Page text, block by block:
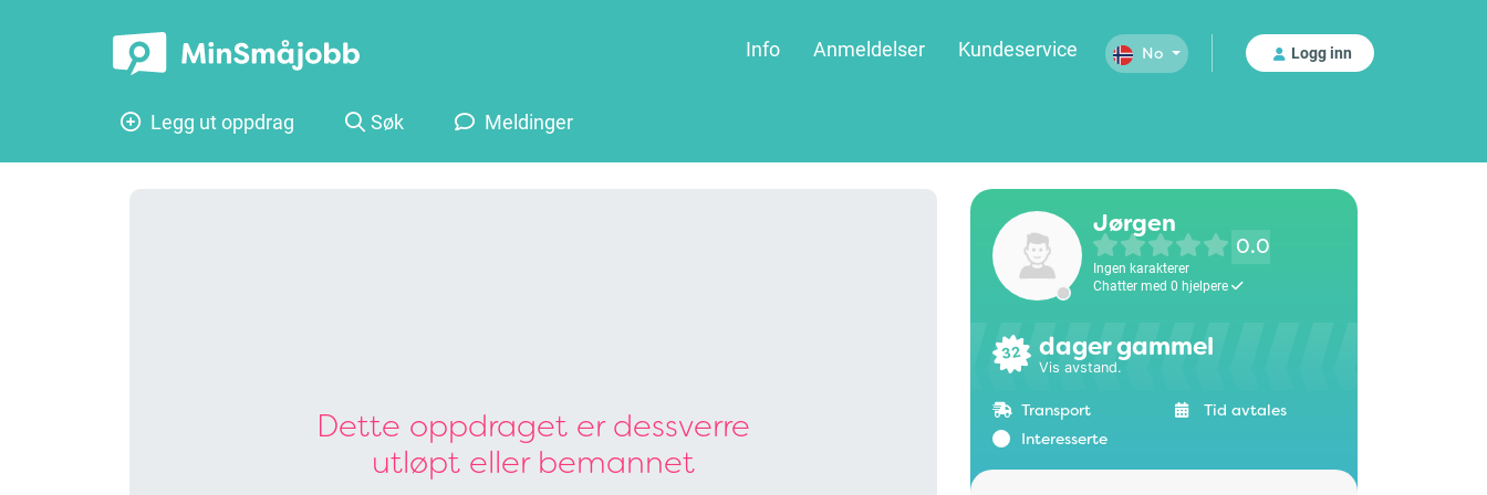
Info Anmeldelser Kundeservice No Logg inn
Legg ut oppdrag Søk Meldinger
Dette oppdraget er dessverre
utløpt eller bemannet
Jørgen
0.0
Ingen karakterer
Chatter med 0 hjelpere
32 dager gammel
Vis avstand.
Transport
Tid avtales
Interesserte